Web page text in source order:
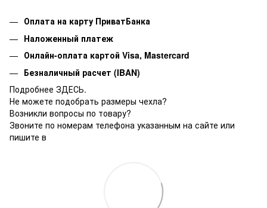
Оплата на карту ПриватБанка
Наложенный платеж
Онлайн-оплата картой Visa, Mastercard
Безналичный расчет (IBAN)
Подробнее ЗДЕСЬ.
Не можете подобрать размеры чехла?
Возникли вопросы по товару?
Звоните по номерам телефона указанным на сайте или
пишите в